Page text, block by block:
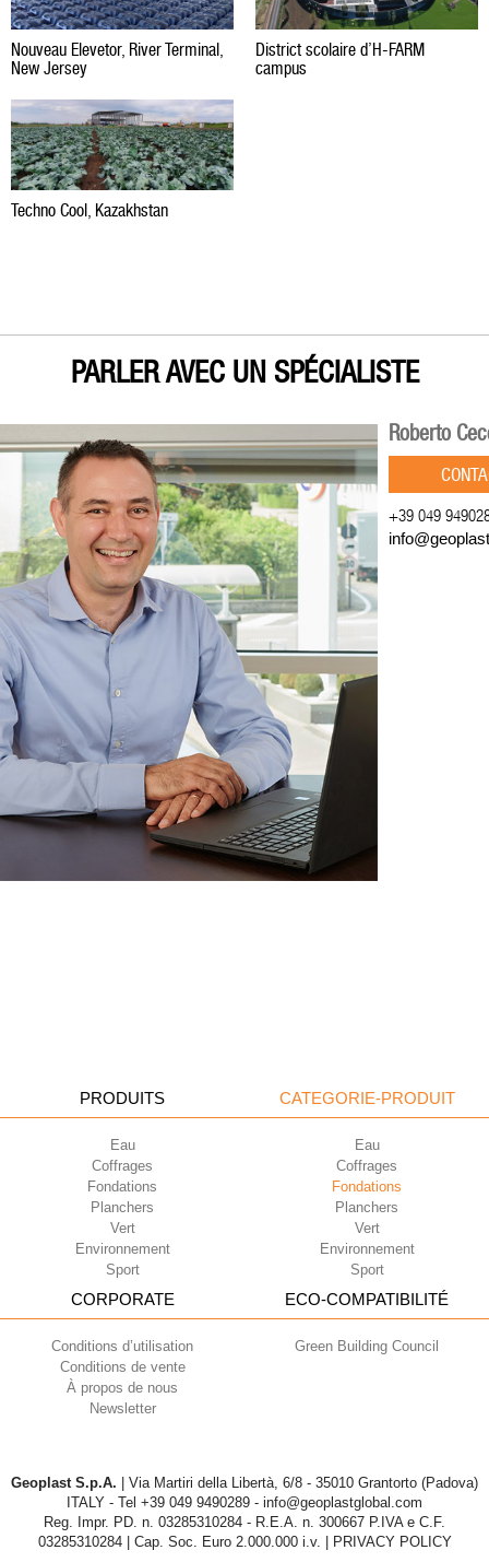
Nouveau Elevetor, River Terminal,
New Jersey
District scolaire d’H-FARM
campus
Techno Cool, Kazakhstan
PARLER AVEC UN SPÉCIALISTE
Roberto
+39 049
PRODUITS
Eau
Coffrages
Fondations
Planchers
Vert
Environnement
Sport
CATEGORIE-PRODUIT
Eau
Coffrages
Fondations
Planchers
Vert
Environnement
Sport
CORPORATE
Conditions d’utilisation
Conditions de vente
À propos de nous
Newsletter
ECO-COMPATIBILITÉ
Green Building Council
Geoplast S.p.A. | Via Martiri della Libertà, 6/8 - 35010 Grantorto (Padova)
ITALY - Tel +39 049 9490289 - info@geoplastglobal.com
Reg. Impr. PD. n. 03285310284 - R.E.A. n. 300667 P.IVA e C.F.
03285310284 | Cap. Soc. Euro 2.000.000 i.v. |
PRIVACY POLICY